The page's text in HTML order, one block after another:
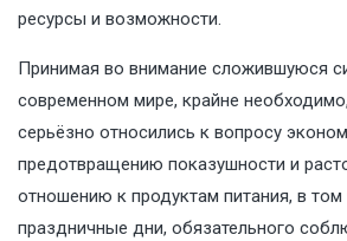
ресурсы и возможности.
Принимая во внимание сложившуюся
современном мире, крайне
серьёзно относились к вопросу
предотвращению показушности и
отношению к продуктам питания, в том
праздничные дни, обязательного